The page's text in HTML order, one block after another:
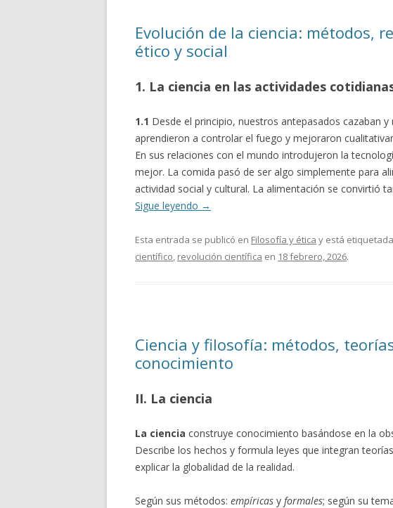
Evolución de la ciencia: métodos,
ético y social
1. La ciencia en las actividades
1.1 Desde el principio, nuestros antepasados cazaban
aprendieron a controlar el fuego y mejoraron
En sus relaciones con el mundo introdujeron la
mejor. La comida pasó de ser algo simplemente para
actividad social y cultural. La alimentación se convirtió
Sigue leyendo →
Esta entrada se publicó en Filosofía y ética y está
científico, revolución científica en 18 febrero, 2026.
Ciencia y filosofía: métodos,
conocimiento
II. La ciencia
La ciencia construye conocimiento basándose en la
Describe los hechos y formula leyes que integran
explicar la globalidad de la realidad.
Según sus métodos: empíricas y formales; según su